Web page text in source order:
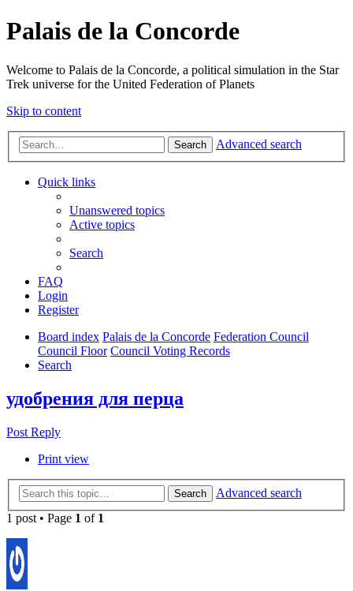
Palais de la Concorde
Welcome to Palais de la Concorde, a political simulation in the Star
Trek universe for the United Federation of Planets
Skip to content
Search Advanced search
Quick links
Unanswered topics
Active topics
Search
FAQ
Login
Register
Board index Palais de la Concorde Federation Council
Council Floor Council Voting Records
Search
удобрения для перца
Post Reply
Print view
Search
Advanced search
1 post • Page 1 of 1